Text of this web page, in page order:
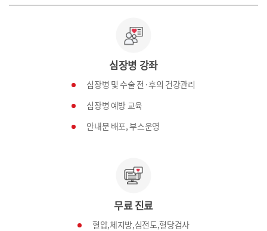
심장병 강좌
심장병 및 수술 전·후의 건강관리
심장병 예방 교육
안내문 배포, 부스운영
무료 진료
혈압,체지방,심전도,혈당검사